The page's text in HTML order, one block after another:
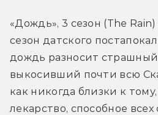
«Дождь», 3 сезон (The
сезон датского
дождь разносит страшный
выкосивший почти всю
как никогда близки к
лекарство, способное всех